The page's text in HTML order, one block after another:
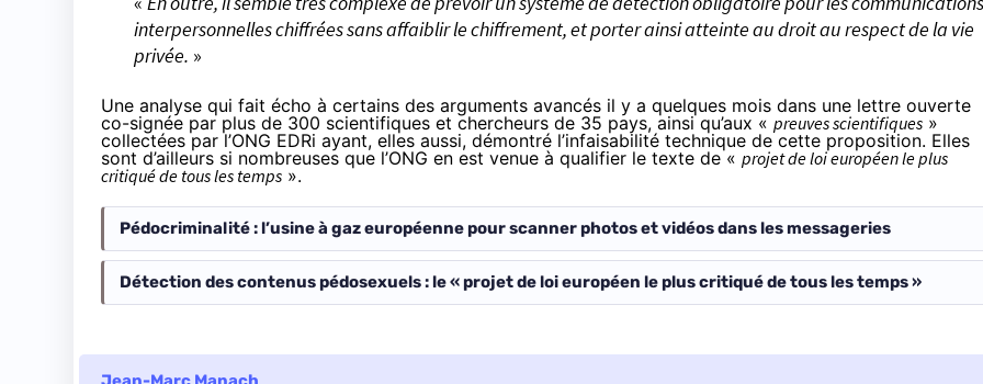
interpersonnelles chiffrées sans affaiblir le chiffrement, et porter ainsi atteinte au droit au respect de la vie
privée. »
Une analyse qui fait écho à certains des arguments avancés il y a quelques mois dans une lettre ouverte
co-signée par plus de 300 scientifiques et chercheurs de 35 pays, ainsi qu’aux « preuves scientifiques »
collectées par l’ONG EDRi ayant, elles aussi, démontré l’infaisabilité technique de cette proposition. Elles
sont d’ailleurs si nombreuses que l’ONG en est venue à qualifier le texte de « projet de loi européen le plus
critiqué de tous les temps ».
Pédocriminalité : l’usine à gaz européenne pour scanner photos et vidéos dans les messageries
Détection des contenus pédosexuels : le « projet de loi européen le plus critiqué de tous les temps »